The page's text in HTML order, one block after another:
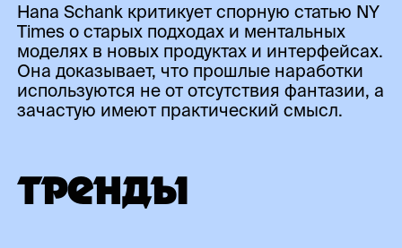
Hana Schank критикует спорную статью NY
Times о старых подходах и ментальных
моделях в новых продуктах и интерфейсах.
Она доказывает, что прошлые наработки
используются не от отсутствия фантазии, а
зачастую имеют практический смысл.
ТРЕНДЫ